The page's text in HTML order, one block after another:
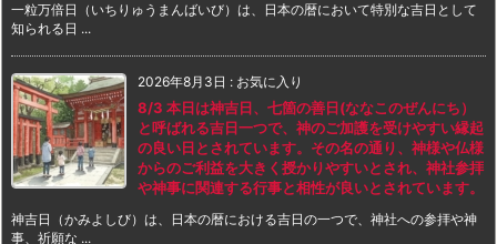
一粒万倍日（いちりゅうまんばいび）は、日本の暦において特別な吉日として
知られる日 ...
2026年8月3日 : お気に入り
8/3 本日は神吉日、七箇の善日(ななこのぜんにち）
と呼ばれる吉日一つで、神のご加護を受けやすい縁起
の良い日とされています。その名の通り、神様や仏様
からのご利益を大きく授かりやすいとされ、神社参拝
や神事に関連する行事と相性が良いとされています。
神吉日（かみよしび）は、日本の暦における吉日の一つで、神社への参拝や神
事、祈願な ...